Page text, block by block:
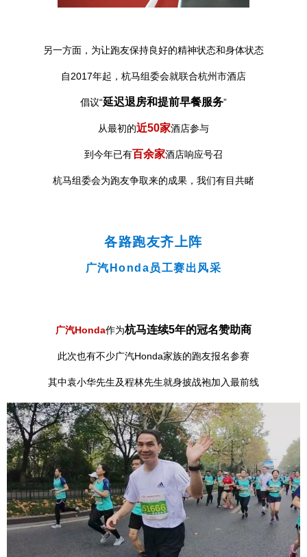
另一方面，为让跑友保持良好的精神状态和身体状态
自2017年起，杭马组委会就联合杭州市酒店
倡议“延迟退房和提前早餐服务”
从最初的近50家酒店参与
到今年已有百余家酒店响应号召
杭马组委会为跑友争取来的成果，我们有目共睹
各路跑友齐上阵
广汽Honda员工赛出风采
广汽Honda作为杭马连续5年的冠名赞助商
此次也有不少广汽Honda家族的跑友报名参赛
其中袁小华先生及程林先生就身披战袍加入最前线